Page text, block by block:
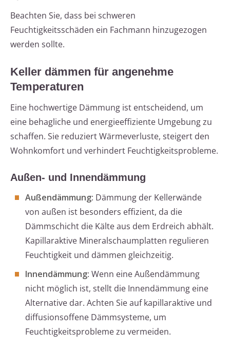
Beachten Sie, dass bei schweren
Feuchtigkeitsschäden ein Fachmann hinzugezogen
werden sollte.
Keller dämmen für angenehme
Temperaturen
Eine hochwertige Dämmung ist entscheidend, um
eine behagliche und energieeffiziente Umgebung zu
schaffen. Sie reduziert Wärmeverluste, steigert den
Wohnkomfort und verhindert Feuchtigkeitsprobleme.
Außen- und Innendämmung
Außendämmung: Dämmung der Kellerwände
von außen ist besonders effizient, da die
Dämmschicht die Kälte aus dem Erdreich abhält.
Kapillaraktive Mineralschaumplatten regulieren
Feuchtigkeit und dämmen gleichzeitig.
Innendämmung: Wenn eine Außendämmung
nicht möglich ist, stellt die Innendämmung eine
Alternative dar. Achten Sie auf kapillaraktive und
diffusionsoffene Dämmsysteme, um
Feuchtigkeitsprobleme zu vermeiden.